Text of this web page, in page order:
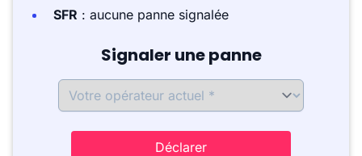
SFR : aucune panne signalée
Signaler une panne
Déclarer